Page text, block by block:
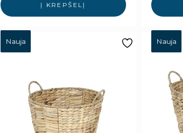
Į KREPŠELĮ
Nauja Nauja